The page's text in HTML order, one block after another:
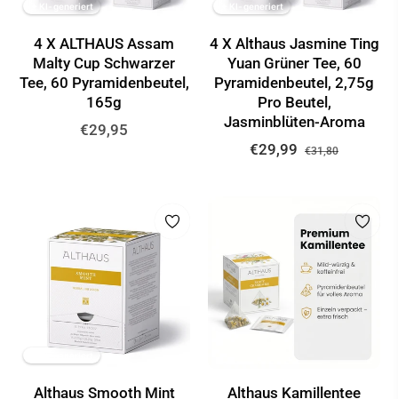
✦ KI-generiert
4 X ALTHAUS Assam
Malty Cup Schwarzer
Tee, 60 Pyramidenbeutel,
165g
Normaler
€29,95
✦ KI-generiert
4 X Althaus Jasmine Ting
Yuan Grüner Tee, 60
Pyramidenbeutel, 2,75g
Pro Beutel,
Jasminblüten-Aroma
Normaler
€29,99 €31,80
Althaus Smooth Mint
Althaus Kamillentee